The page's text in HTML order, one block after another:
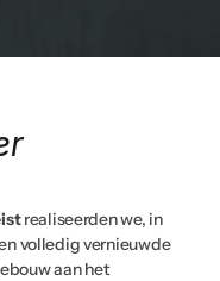
realiseerden we, in
volledig vernieuwde
aan het